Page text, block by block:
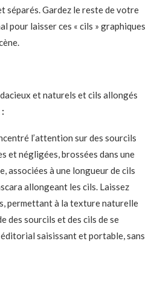
séparés. Gardez le reste de votre
pour laisser ces « cils » graphiques
et naturels et cils allongés
l’attention sur des sourcils
et négligées, brossées dans une
associées à une longueur de cils
allongeant les cils. Laissez
permettant à la texture naturelle
des sourcils et des cils de se
saisissant et portable, sans